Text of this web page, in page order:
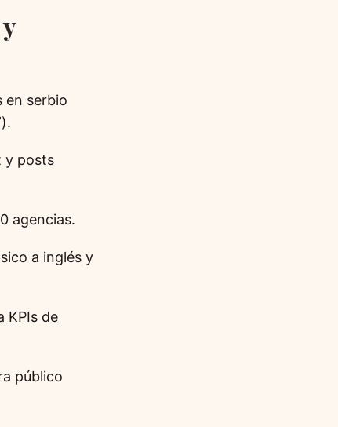
en serbio
y posts
agencias.
a inglés y
KPIs de
público